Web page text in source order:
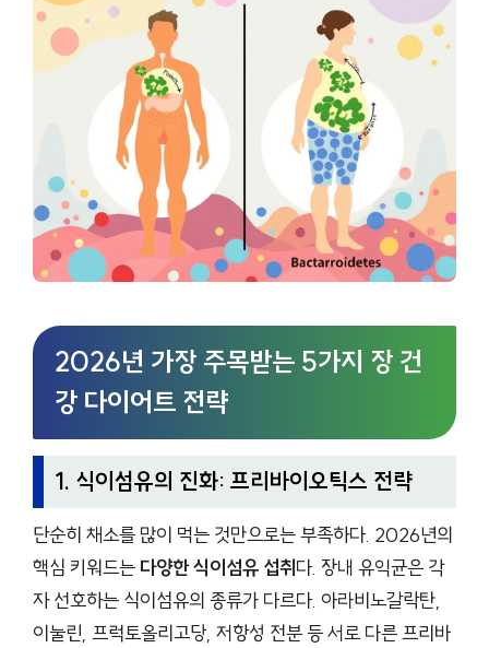
2026년 가장 주목받는 5가지 장 건
강 다이어트 전략
1. 식이섬유의 진화: 프리바이오틱스 전략
단순히 채소를 많이 먹는 것만으로는 부족하다. 2026년의
핵심 키워드는 다양한 식이섬유 섭취다. 장내 유익균은 각
자 선호하는 식이섬유의 종류가 다르다. 아라비노갈락탄,
이눌린, 프럭토올리고당, 저항성 전분 등 서로 다른 프리바